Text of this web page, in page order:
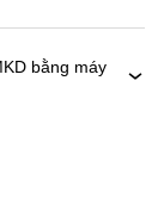
bằng máy